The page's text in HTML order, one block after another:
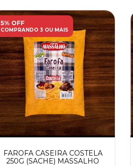
5% OFF
COMPRANDO 3 OU MAIS
FAROFA CASEIRA COSTELA
250G (SACHE) MASSALHO